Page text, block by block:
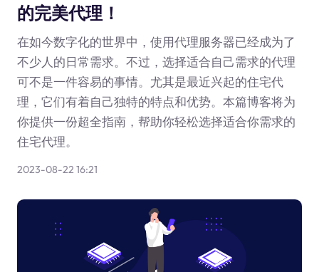
的完美代理！
在如今数字化的世界中，使用代理服务器已经成为了
不少人的日常需求。不过，选择适合自己需求的代理
可不是一件容易的事情。尤其是最近兴起的住宅代
理，它们有着自己独特的特点和优势。本篇博客将为
你提供一份超全指南，帮助你轻松选择适合你需求的
住宅代理。
2023-08-22 16:21